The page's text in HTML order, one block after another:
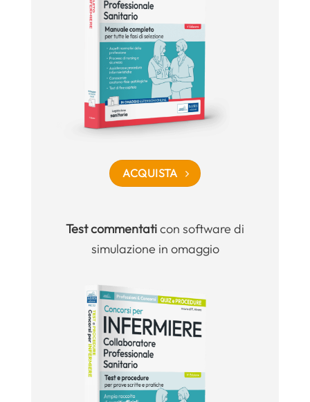
ACQUISTA
Test commentaticon software di
simulazione in omaggio